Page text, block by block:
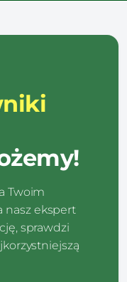
Twoim
nasz ekspert
sprawdzi